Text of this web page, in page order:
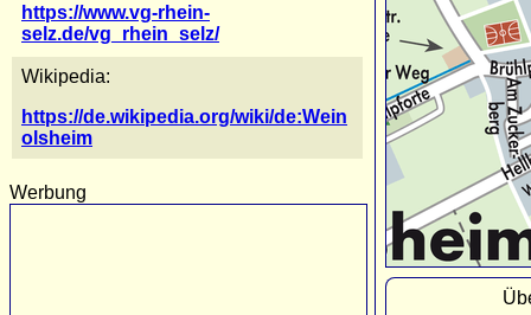
https://www.vg-rhein-
selz.de/vg_rhein_selz/
Wikipedia:
https://de.wikipedia.org/wiki/de:Wein
olsheim
Werbung